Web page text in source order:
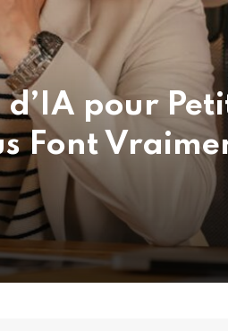
pour
Font